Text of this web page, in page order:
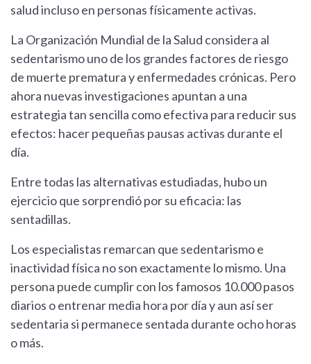
salud incluso en personas físicamente activas.
La Organización Mundial de la Salud considera al
sedentarismo uno de los grandes factores de riesgo
de muerte prematura y enfermedades crónicas. Pero
ahora nuevas investigaciones apuntan a una
estrategia tan sencilla como efectiva para reducir sus
efectos: hacer pequeñas pausas activas durante el
día.
Entre todas las alternativas estudiadas, hubo un
ejercicio que sorprendió por su eficacia: las
sentadillas.
Los especialistas remarcan que sedentarismo e
inactividad física no son exactamente lo mismo. Una
persona puede cumplir con los famosos 10.000 pasos
diarios o entrenar media hora por día y aun así ser
sedentaria si permanece sentada durante ocho horas
o más.